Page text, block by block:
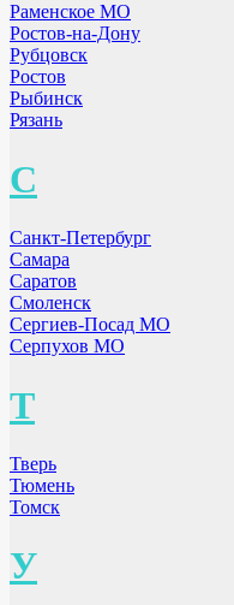
Раменское МО
Ростов-на-Дону
Рубцовск
Ростов
Рыбинск
Рязань
С
Санкт-Петербург
Самара
Саратов
Смоленск
Сергиев-Посад МО
Серпухов МО
Т
Тверь
Тюмень
Томск
У